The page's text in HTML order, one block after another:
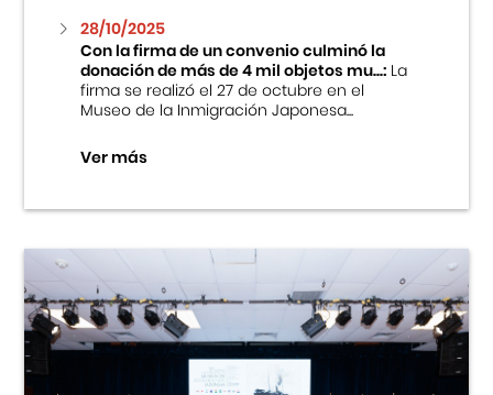
28/10/2025
Con la firma de un convenio culminó la
donación de más de 4 mil objetos mu...:La
firma se realizó el 27 de octubre en el
Museo de la Inmigración Japonesa...
Ver más